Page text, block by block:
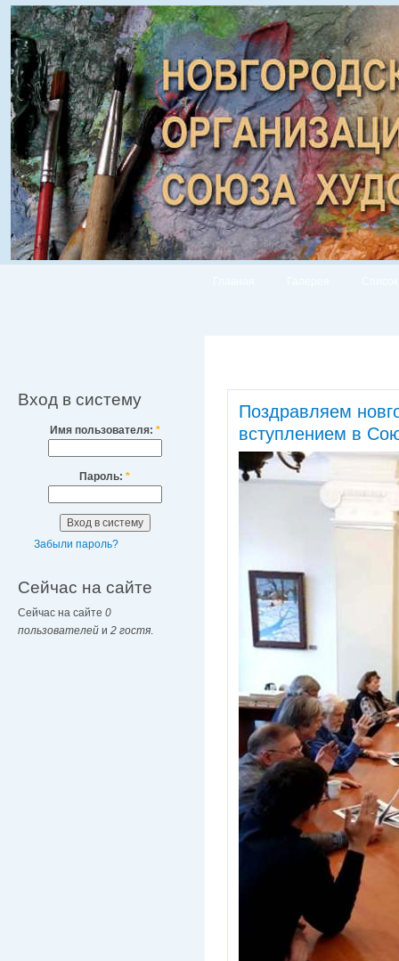
Вход в систему
Имя пользователя: *
Пароль: *
Забыли пароль?
Сейчас на сайте
Сейчас на сайте 0
пользователей и 2 гостя
Поздравляем
вступлением в